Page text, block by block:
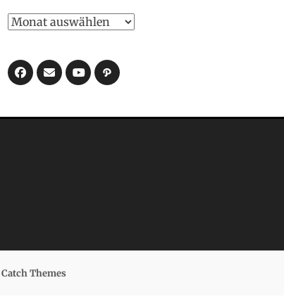
Archiv
Facebook
E-
MailYouTube
Pfad
Catch Themes